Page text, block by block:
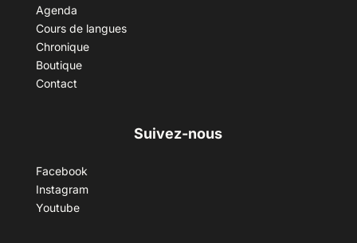
Agenda
Cours de langues
Chronique
Boutique
Contact
Suivez-nous
Facebook
Instagram
Youtube